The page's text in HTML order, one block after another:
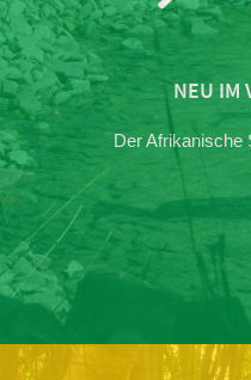
NEU IM
Der Afrikanische